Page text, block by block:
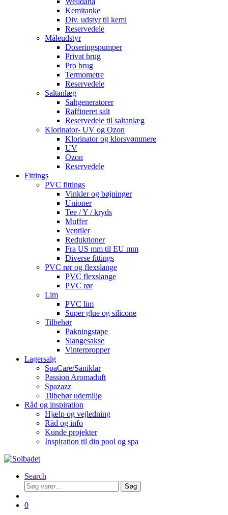
Kemitanke
Div. udstyr til kemi
Reservedele
Måleudstyr
Doseringspumper
Privat brug
Pro brug
Termometre
Reservedele
Saltanlæg
Saltgeneratorer
Raffineret salt
Reservedele til saltanlæg
Klorinator- UV og Ozon
Klorinator og klorsvømmere
UV
Ozon
Reservedele
Fittings
PVC fittings
Vinkler og bøjninger
Unioner
Tee / Y / kryds
Muffer
Ventiler
Reduktioner
Fra US mm til EU mm
Diverse fittings
PVC rør og flexslange
PVC flexslange
PVC rør
Lim
PVC lim
Super glue og silicone
Tilbehør
Pakningstape
Slangesakse
Vinterpropper
Lagersalg
SpaCare/Saniklar
Passion Aromaduft
Spazazz
Tilbehør udemiljø
Råd og inspiration
Hjælp og vejledning
Råd og info
Kunde projekter
Inspiration til din pool og spa
Search
Søg
efter:
Søg
0